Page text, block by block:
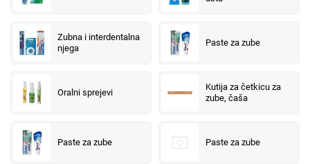
Zubna i interdentalna
njega
Paste za zube
Oralni sprejevi
Kutija za četkicu za
zube, čaša
Paste za zube Paste za zube